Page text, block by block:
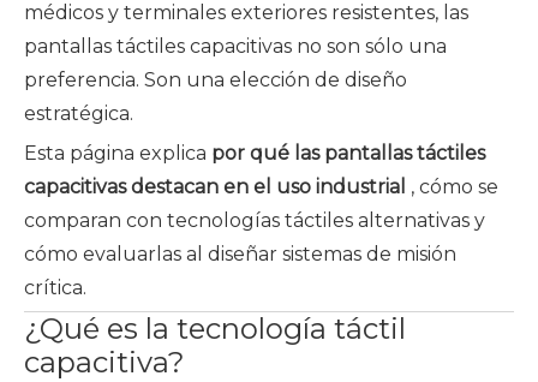
médicos y terminales exteriores resistentes, las
pantallas táctiles capacitivas no son sólo una
preferencia. Son una elección de diseño
estratégica.
Esta página explica por qué las pantallas táctiles
capacitivas destacan en el uso industrial , cómo se
comparan con tecnologías táctiles alternativas y
cómo evaluarlas al diseñar sistemas de misión
crítica.
¿Qué es la tecnología táctil
capacitiva?